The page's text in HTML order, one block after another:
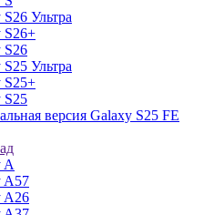
Ультра
S26+
S26
Ультра
S25+
S25
версия Galaxy S25 FE
A
A57
A26